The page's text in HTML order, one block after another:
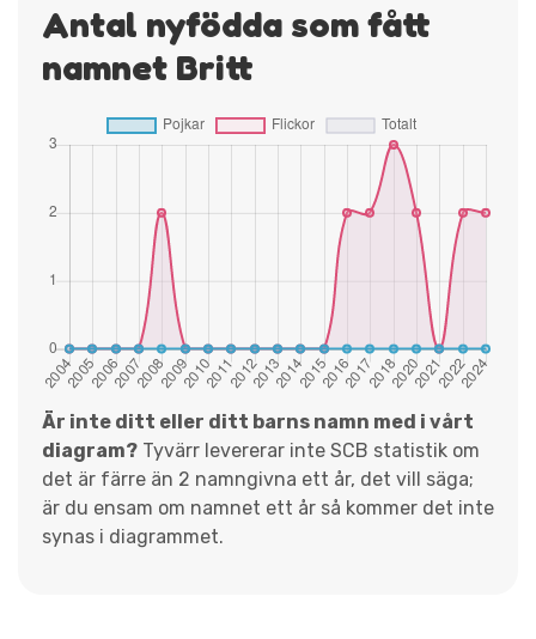
Antal nyfödda som fått
namnet Britt
Är inte ditt eller ditt barns namn med i vårt
diagram? Tyvärr levererar inte SCB statistik om
det är färre än 2 namngivna ett år, det vill säga;
är du ensam om namnet ett år så kommer det inte
synas i diagrammet.